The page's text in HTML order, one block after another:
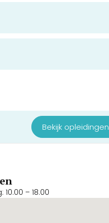
Bekijk opleidingen
– 18.00